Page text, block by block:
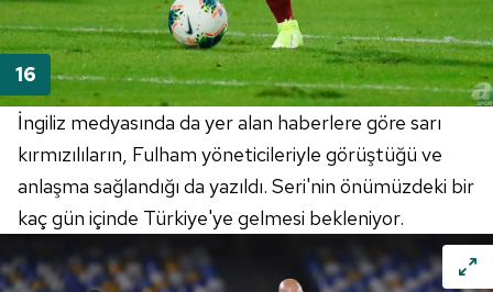
İngiliz medyasında da yer alan haberlere göre sarı
kırmızılıların, Fulham yöneticileriyle görüştüğü ve
anlaşma sağlandığı da yazıldı. Seri'nin önümüzdeki bir
kaç gün içinde Türkiye'ye gelmesi bekleniyor.